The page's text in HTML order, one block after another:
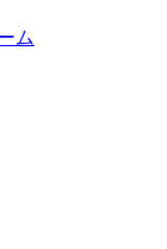
ム